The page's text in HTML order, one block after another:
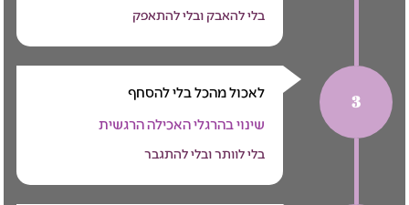
בלי להאבק ובלי להתאפק
לאכול מהכל בלי להסחף
שינוי בהרגלי האכילה הרגשית
בלי לוותר ובלי להתגבר
3